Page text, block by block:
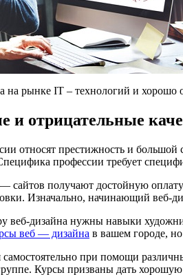
на рынке IT – технологий и хорошо
и отрицательные
относят престижность и
профессии требует
сайтов получают достойную
Изначально, начинающий веб-
веб-дизайна нужны навыки
веб — дизайна в вашем городе,
при помощи
Курсы призваны дать